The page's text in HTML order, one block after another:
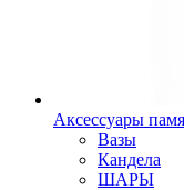
Аксессуары
Вазы
Кандела
ШАРЫ